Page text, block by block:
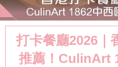
打卡餐廳2026｜
推薦！CulinArt